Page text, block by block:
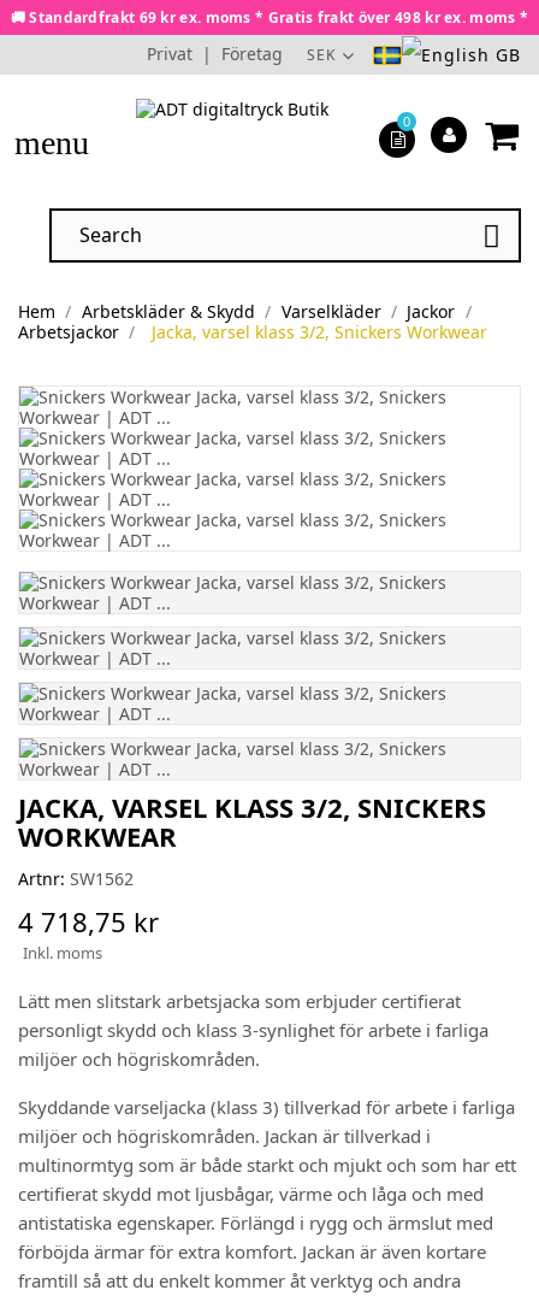
🚚 Standardfrakt 69 kr ex. moms * Gratis frakt över 498 kr ex. moms *
Privat | Företag SEK
menu

0
Hem Arbetskläder & Skydd Varselkläder
Jackor
Arbetsjackor
Jacka, varsel klass 3/2, Snickers Workwear
JACKA, VARSEL KLASS 3/2, SNICKERS
WORKWEAR
Artnr: SW1562
4 718,75 kr
Inkl. moms
Lätt men slitstark arbetsjacka som erbjuder certifierat
personligt skydd och klass 3-synlighet för arbete i farliga
miljöer och högriskområden.
Skyddande varseljacka (klass 3) tillverkad för arbete i farliga
miljöer och högriskområden. Jackan är tillverkad i
multinormtyg som är både starkt och mjukt och som har ett
certifierat skydd mot ljusbågar, värme och låga och med
antistatiska egenskaper. Förlängd i rygg och ärmslut med
förböjda ärmar för extra komfort. Jackan är även kortare
framtill så att du enkelt kommer åt verktyg och andra